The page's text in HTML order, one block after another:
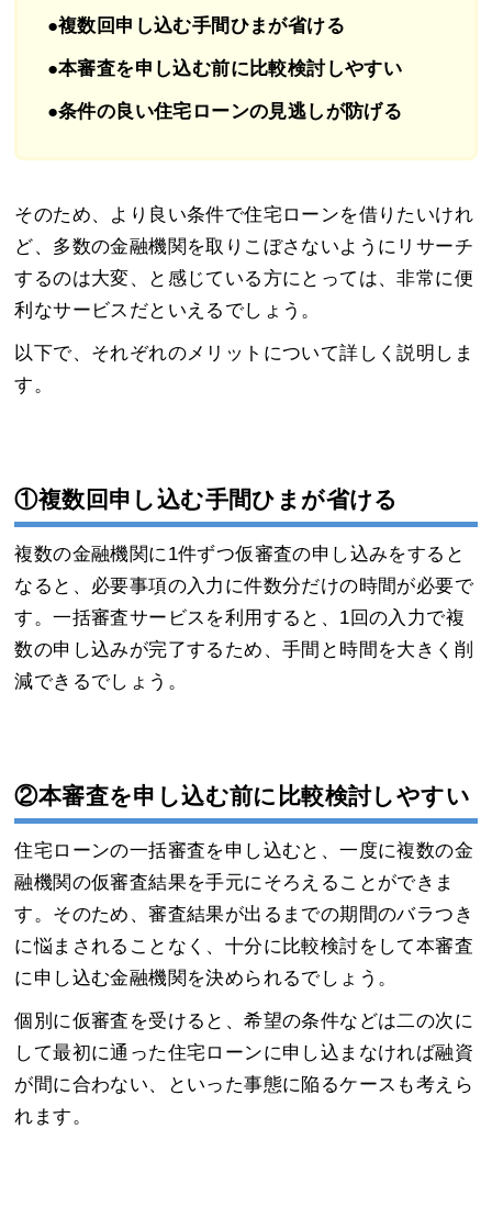
●複数回申し込む手間ひまが省ける
●本審査を申し込む前に比較検討しやすい
●条件の良い住宅ローンの見逃しが防げる
そのため、より良い条件で住宅ローンを借りたいけれ
ど、多数の金融機関を取りこぼさないようにリサーチ
するのは大変、と感じている方にとっては、非常に便
利なサービスだといえるでしょう。
以下で、それぞれのメリットについて詳しく説明しま
す。
①複数回申し込む手間ひまが省ける
複数の金融機関に1件ずつ仮審査の申し込みをすると
なると、必要事項の入力に件数分だけの時間が必要で
す。一括審査サービスを利用すると、1回の入力で複
数の申し込みが完了するため、手間と時間を大きく削
減できるでしょう。
②本審査を申し込む前に比較検討しやすい
住宅ローンの一括審査を申し込むと、一度に複数の金
融機関の仮審査結果を手元にそろえることができま
す。そのため、審査結果が出るまでの期間のバラつき
に悩まされることなく、十分に比較検討をして本審査
に申し込む金融機関を決められるでしょう。
個別に仮審査を受けると、希望の条件などは二の次に
して最初に通った住宅ローンに申し込まなければ融資
が間に合わない、といった事態に陥るケースも考えら
れます。